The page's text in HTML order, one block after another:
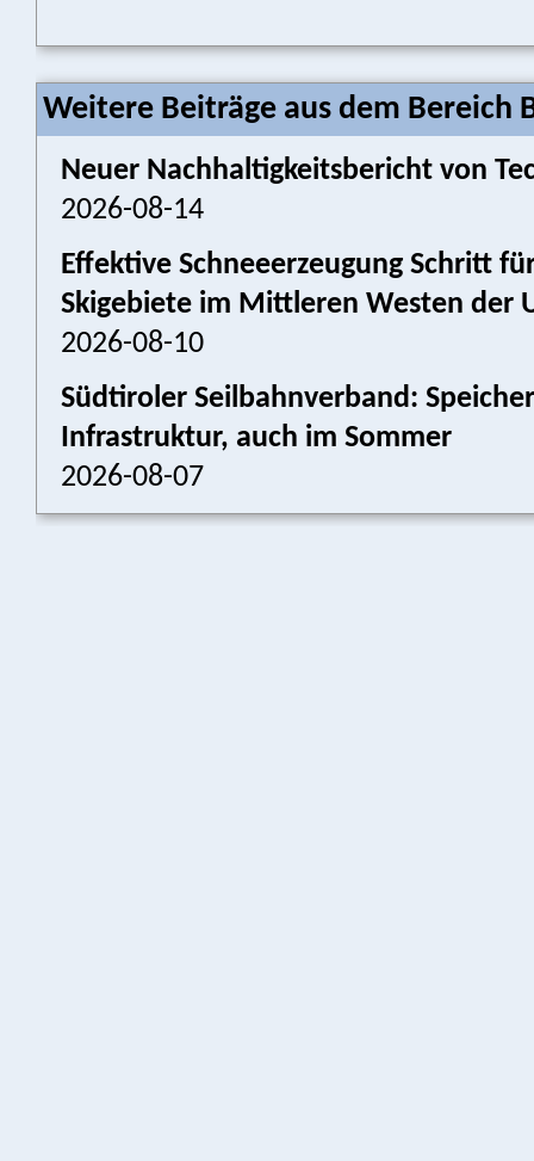
Weitere Beiträge aus dem Bereich
Neuer Nachhaltigkeitsbericht von
2026-08-14
Effektive Schneeerzeugung Schritt
Skigebiete im Mittleren Westen der
2026-08-10
Südtiroler Seilbahnverband:
Infrastruktur, auch im Sommer
2026-08-07